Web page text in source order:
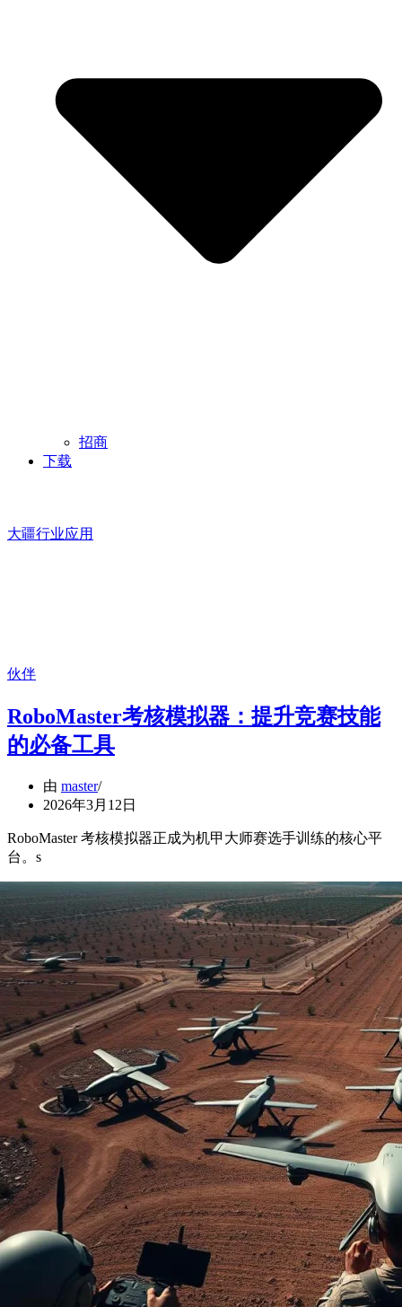
招商
下载
大疆行业应用
伙伴
RoboMaster考核模拟器：提升竞赛技能
的必备工具
由 master
2026年3月12日
RoboMaster 考核模拟器正成为机甲大师赛选手训练的核心平
台。s